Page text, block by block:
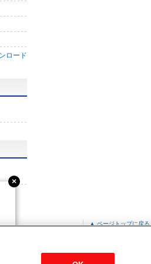
ロード
▲ ページトップに戻る